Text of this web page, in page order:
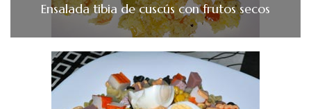
Ensalada tibia de cuscús con frutos secos